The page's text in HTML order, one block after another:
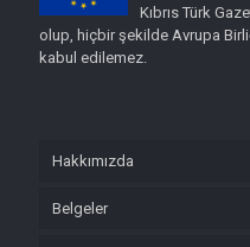
Kıbrıs Türk
olup, hiçbir şekilde Avrupa
kabul edilemez.
Hakkımızda
Belgeler